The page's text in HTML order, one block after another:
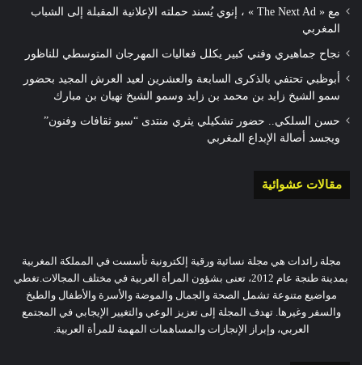
مع « The Next Ad » ، إنوي يُسند حملته الإعلانية المقبلة إلى الشباب
المغربي
نجاح جماهيري وفني كبير يكلل فعاليات المهرجان المتوسطي للناظور
أبوظبي تحتفي بالذكرى السابعة والعشرين لعيد العرش المجيد بحضور
سمو الشيخ زايد بن محمد بن زايد وسمو الشيخ نهيان بن مبارك
حسن السلكي.. حضور تشكيلي يثري منتدى “سبو ثقافات وفنون”
ويجسد أصالة الإبداع المغربي
مقالات عشوائية
مجلة رائدات هي مجلة نسائية ورقية إلكترونية تأسست في المملكة المغربية
بمدينة طنجة عام 2012، تعنى بشؤون المرأة العربية في مختلف المجالات.تغطي
مواضيع متنوعة تشمل الصحة والجمال والموضة والأسرة والأطفال والطبخ
والسفر وغيرها. تهدف المجلة إلى تعزيز الوعي والتغيير الإيجابي في المجتمع
العربي، وإبراز الإنجازات والمساهمات المهمة للمرأة العربية.